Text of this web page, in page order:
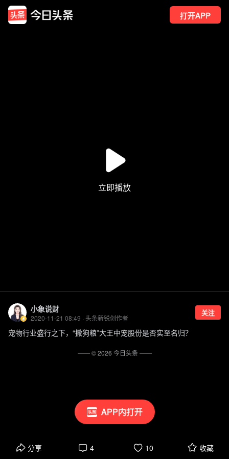
打开APP
APP内打开
小象说财
2020-11-21 08:49 · 头条新锐创作者
关注
宠物行业盛行之下，“撒狗粮”大王中宠股份是否实至名归？
分享 4 10 收藏
—— ©2026 今日头条——